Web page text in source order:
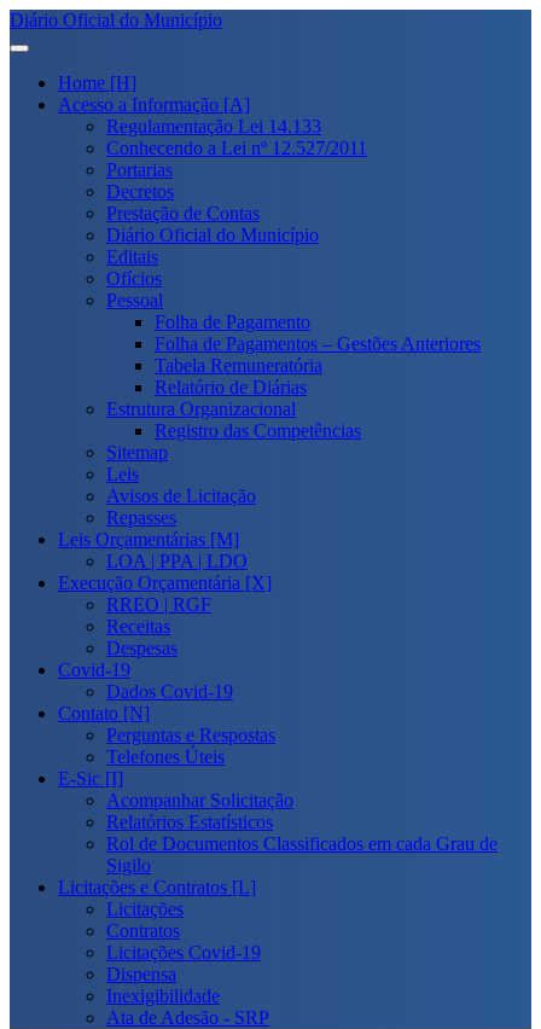
Diário Oficial do Município
Home [H]
Acesso a Informação [A]
Regulamentação Lei 14.133
Conhecendo a Lei nº 12.527/2011
Portarias
Decretos
Prestação de Contas
Diário Oficial do Município
Editais
Ofícios
Pessoal
Folha de Pagamento
Folha de Pagamentos – Gestões Anteriores
Tabela Remuneratória
Relatório de Diárias
Estrutura Organizacional
Registro das Competências
Sitemap
Leis
Avisos de Licitação
Repasses
Leis Orçamentárias [M]
LOA | PPA | LDO
Execução Orçamentária [X]
RREO | RGF
Receitas
Despesas
Covid-19
Dados Covid-19
Contato [N]
Perguntas e Respostas
Telefones Úteis
E-Sic [I]
Acompanhar Solicitação
Relatórios Estatísticos
Rol de Documentos Classificados em cada Grau de
Sigilo
Licitações e Contratos [L]
Licitações
Contratos
Licitações Covid-19
Dispensa
Inexigibilidade
Ata de Adesão - SRP